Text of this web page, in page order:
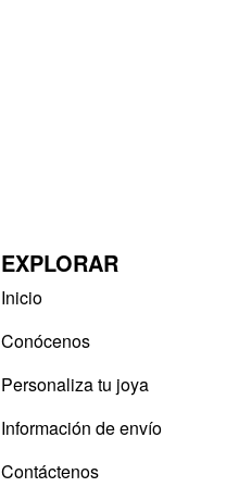
EXPLORAR
Inicio
Conócenos
Personaliza tu joya
Información de envío
Contáctenos